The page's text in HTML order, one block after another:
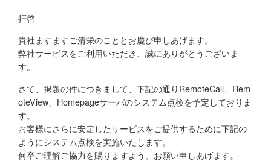
拝啓
貴社ますますご清栄のこととお慶び申しあげます。
弊社サービスをご利用いただき、誠にありがとうございま
す。
さて、掲題の件につきまして、下記の通りRemoteCall、Rem
oteView、Homepageサーバのシステム点検を予定しておりま
す。
お客様にさらに安定したサービスをご提供するために下記の
ようにシステム点検を実施いたします。
何卒ご理解ご協力を賜りますよう、お願い申しあげます。